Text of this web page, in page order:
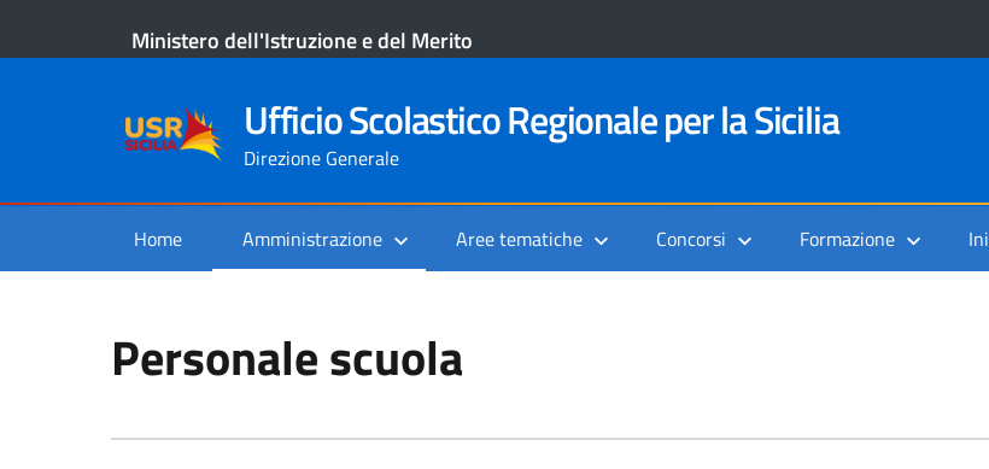
Ministero dell'Istruzione e del Merito
Ufficio Scolastico Regionale per la Sicilia
Direzione Generale
Home Amministrazione Aree tematiche Concorsi Formazione
Personale scuola